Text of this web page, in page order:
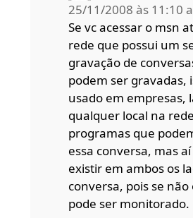
25/11/2008 às 11:10
Se vc acessar o msn
rede que possui um
gravação de
podem ser gravadas,
usado em empresas,
qualquer local na
programas que
essa conversa, mas
existir em ambos os
conversa, pois se
pode ser monitorado.